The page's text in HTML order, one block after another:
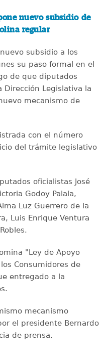
nuevo subsidio de
regular
subsidio a los
su paso formal en el
de que diputados
Dirección Legislativa la
mecanismo de
con el número
del trámite legislativo
oficialistas José
Godoy Palala,
Luz Guerrero de la
Luis Enrique Ventura
"Ley de Apoyo
Consumidores de
entregado a la
mecanismo
el presidente Bernardo
de prensa.